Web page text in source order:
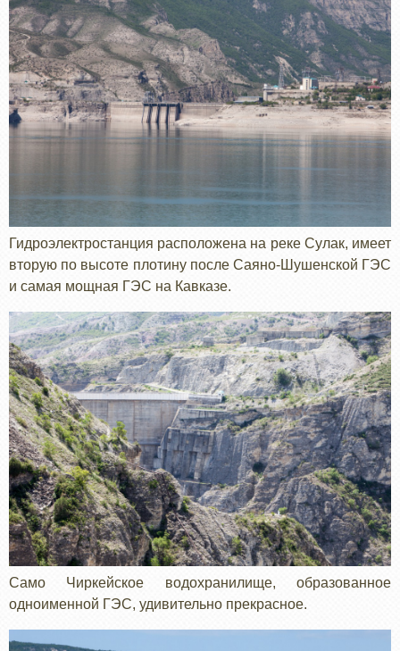
Гидроэлектростанция расположена на реке Сулак, имеет
вторую по высоте плотину после Саяно-Шушенской ГЭС
и самая мощная ГЭС на Кавказе.
Само Чиркейское водохранилище, образованное
одноименной ГЭС, удивительно прекрасное.